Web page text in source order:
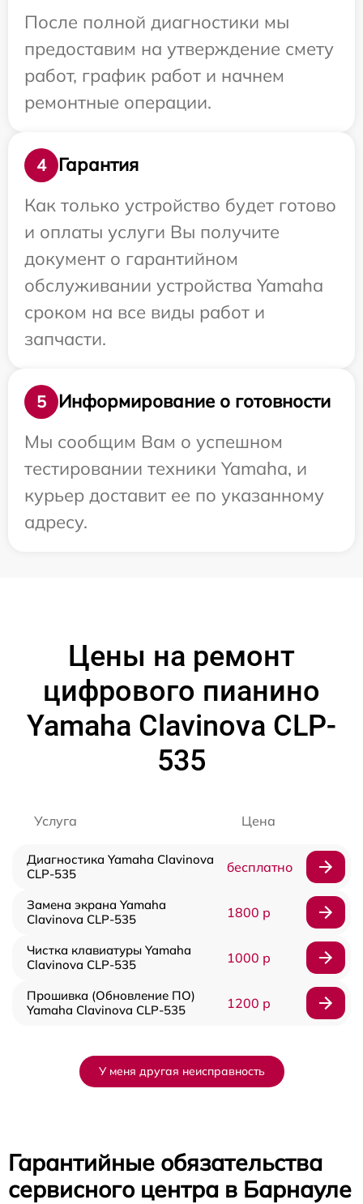
После полной диагностики мы
предоставим на утверждение смету
работ, график работ и начнем
ремонтные операции.
4
Гарантия
Как только устройство будет готово
и оплаты услуги Вы получите
документ о гарантийном
обслуживании устройства Yamaha
сроком на все виды работ и
запчасти.
5
Информирование о готовности
Мы сообщим Вам о успешном
тестировании техники Yamaha, и
курьер доставит ее по указанному
адресу.
Цены на ремонт
цифрового пианино
Yamaha Clavinova CLP-
535
Услуга Цена
Диагностика Yamaha Clavinova
CLP-535
бесплатно
Замена экрана Yamaha
Clavinova CLP-535
1800 р
Чистка клавиатуры Yamaha
Clavinova CLP-535
1000 р
Прошивка (Обновление ПО)
Yamaha Clavinova CLP-535
1200 р
У меня другая неисправность
Гарантийные обязательства
сервисного центра в Барнауле